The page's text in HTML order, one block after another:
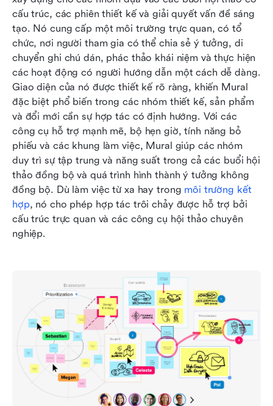
cấu trúc, các phiên thiết kế và giải quyết vấn đề sáng
tạo. Nó cung cấp một môi trường trực quan, có tổ
chức, nơi người tham gia có thể chia sẻ ý tưởng, di
chuyển ghi chú dán, phác thảo khái niệm và thực hiện
các hoạt động có người hướng dẫn một cách dễ dàng.
Giao diện của nó được thiết kế rõ ràng, khiến Mural
đặc biệt phổ biến trong các nhóm thiết kế, sản phẩm
và đổi mới cần sự hợp tác có định hướng. Với các
công cụ hỗ trợ mạnh mẽ, bộ hẹn giờ, tính năng bỏ
phiếu và các khung làm việc, Mural giúp các nhóm
duy trì sự tập trung và năng suất trong cả các buổi hội
thảo đồng bộ và quá trình hình thành ý tưởng không
đồng bộ. Dù làm việc từ xa hay trong môi trường kết
hợp, nó cho phép hợp tác trôi chảy được hỗ trợ bởi
cấu trúc trực quan và các công cụ hội thảo chuyên
nghiệp.